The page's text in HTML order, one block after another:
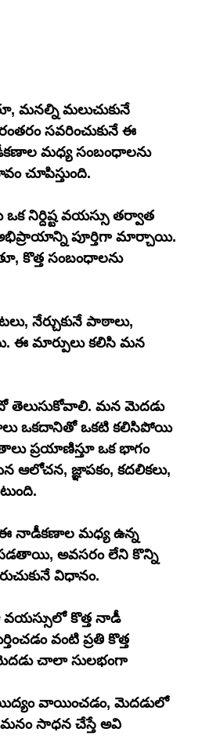
మనల్ని మలుచుకునే
సవరించుకునే ఈ
మధ్య సంబంధాలను
చూపిస్తుంది.
ఒక నిర్దిష్ట వయస్సు తర్వాత
పూర్తిగా మార్చాయి.
కొత్త సంబంధాలను
నేర్చుకునే పాఠాలు,
ఈ మార్పులు కలిసి మన
తెలుసుకోవాలి. మన మెదడు
ఒకదానితో ఒకటి కలిసిపోయి
జ్ఞాపకం, కదలికలు,
ఈ నాడీకణాల మధ్య ఉన్న
అవసరం లేని కొన్ని
విధానం.
వయస్సులో కొత్త నాడీ
వంటి ప్రతి కొత్త
చాలా సులభంగా
వాయించడం, మెదడులో
సాధన చేస్తే అవి